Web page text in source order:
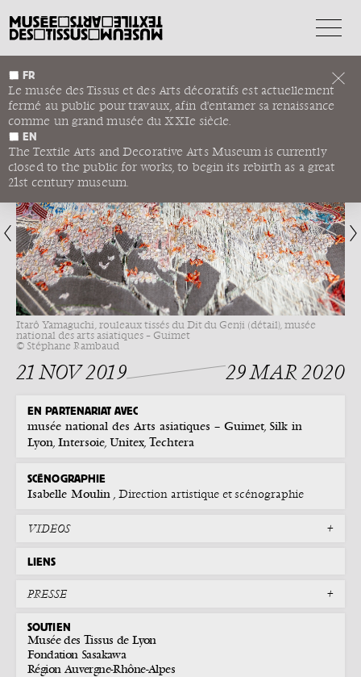
FR
Le musée des Tissus et des Arts décoratifs est actuellement
fermé au public pour travaux, afin d'entamer sa renaissance
comme un grand musée du XXIe siècle.
EN
The Textile Arts and Decorative Arts Museum is currently
closed to the public for works, to begin its rebirth as a great
21st century museum.
LYON-KYOTO
UNE HISTOIRE JACQUARD
Itarô Yamaguchi, rouleaux tissés du Dit du Genji (détail), musée
national des arts asiatiques – Guimet
© Stéphane Rambaud
21 NOV 2019 29 MAR 2020
EN PARTENARIAT AVEC
musée national des Arts asiatiques – Guimet, Silk in
Lyon, Intersoie, Unitex, Techtera
SCÉNOGRAPHIE
Isabelle Moulin , Direction artistique et scénographie
VIDÉOS
LIENS
PRESSE
SOUTIEN
Musée des Tissus de Lyon
Fondation Sasakawa
Région Auvergne-Rhône-Alpes